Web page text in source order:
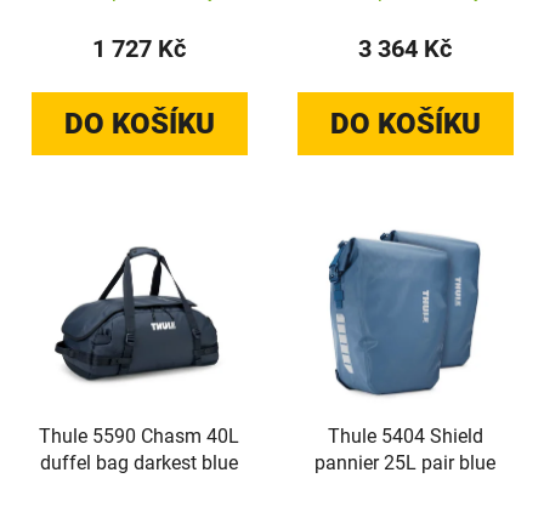
1 727 Kč
DO KOŠÍKU
3 364 Kč
DO KOŠÍKU
Thule 5590 Chasm 40L
duffel bag darkest blue
Thule 5404 Shield
pannier 25L pair blue